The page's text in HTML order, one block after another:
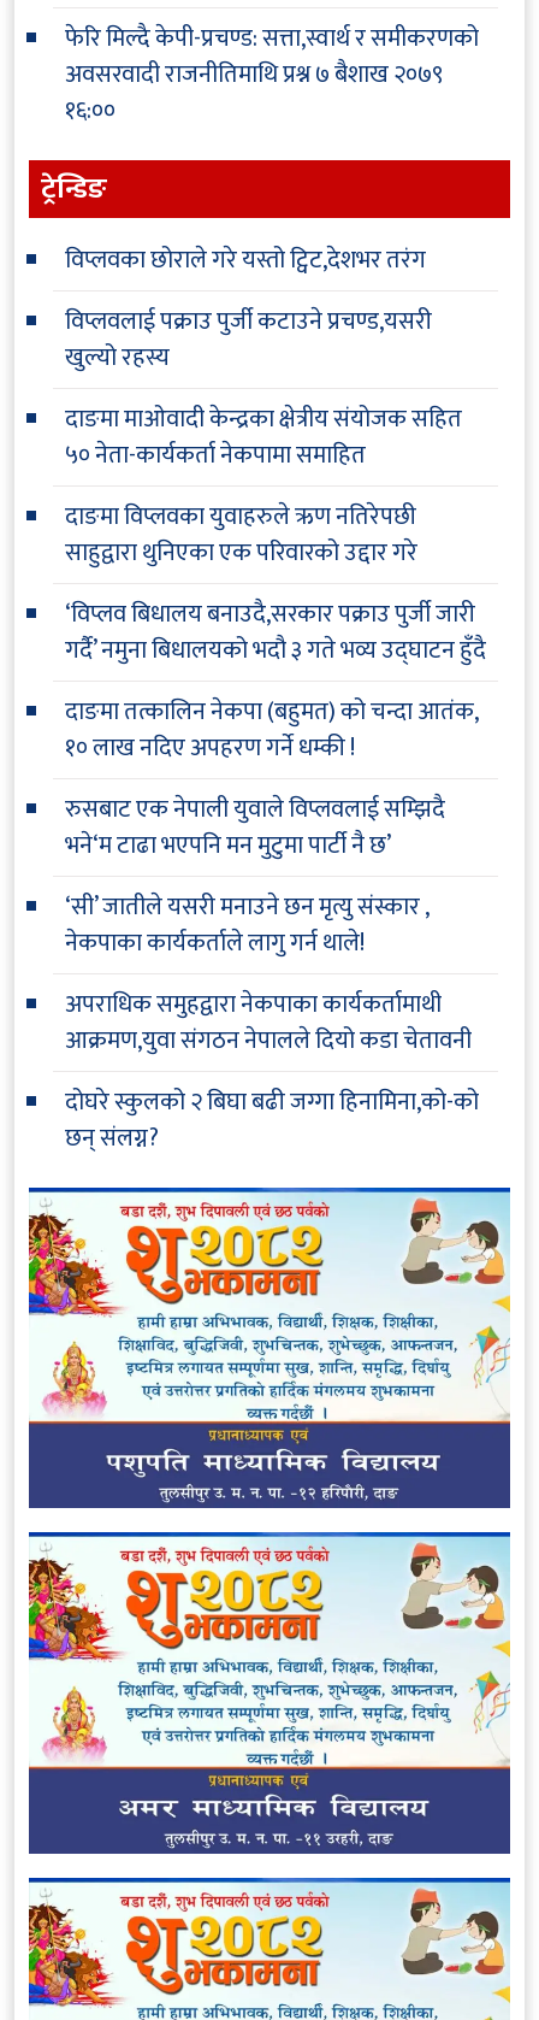
फेरि मिल्दै केपी-प्रचण्ड: सत्ता,स्वार्थ र समीकरणको
अवसरवादी राजनीतिमाथि प्रश्न७ बैशाख २०७९
१६:००
ट्रेन्डिङ
विप्लवका छोराले गरे यस्तो ट्विट,देशभर तरंग
विप्लवलाई पक्राउ पुर्जी कटाउने प्रचण्ड,यसरी
खुल्यो रहस्य
दाङमा माओवादी केन्द्रका क्षेत्रीय संयोजक सहित
५० नेता-कार्यकर्ता नेकपामा समाहित
दाङमा विप्लवका युवाहरुले ऋण नतिरेपछी
साहुद्वारा थुनिएका एक परिवारको उद्दार गरे
‘विप्लव बिधालय बनाउदै,सरकार पक्राउ पुर्जी जारी
गर्दै’ नमुना बिधालयको भदौ ३ गते भव्य उद्घाटन हुँदै
दाङमा तत्कालिन नेकपा (बहुमत) को चन्दा आतंक,
१० लाख नदिए अपहरण गर्ने धम्की !
रुसबाट एक नेपाली युवाले विप्लवलाई सम्झिदै
भने‘म टाढा भएपनि मन मुटुमा पार्टी नै छ’
‘सी’ जातीले यसरी मनाउने छन मृत्यु संस्कार ,
नेकपाका कार्यकर्ताले लागु गर्न थाले!
अपराधिक समुहद्वारा नेकपाका कार्यकर्तामाथी
आक्रमण,युवा संगठन नेपालले दियो कडा चेतावनी
दोघरे स्कुलको २ बिघा बढी जग्गा हिनामिना,को-को
छन् संलग्न?